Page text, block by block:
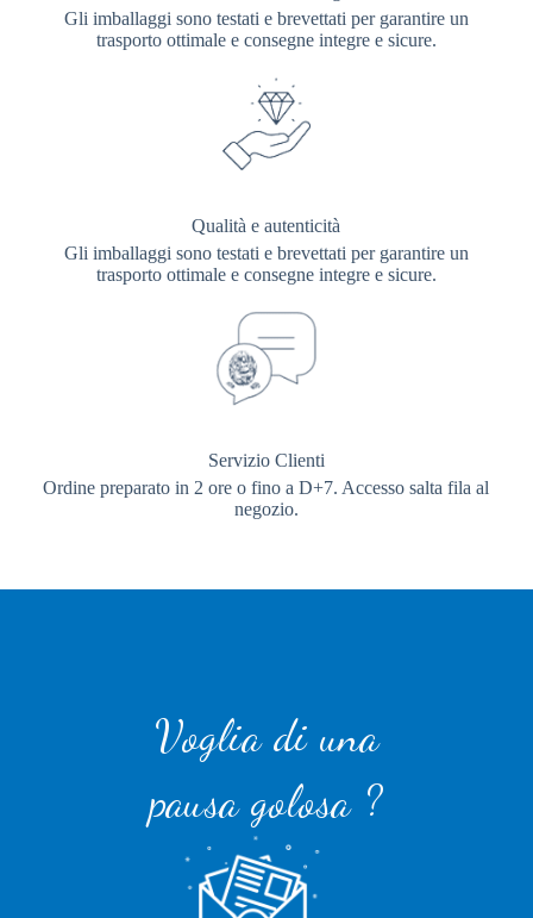
Gli imballaggi sono testati e brevettati per garantire un
trasporto ottimale e consegne integre e sicure.
Qualità e autenticità
Gli imballaggi sono testati e brevettati per garantire un
trasporto ottimale e consegne integre e sicure.
Servizio Clienti
Ordine preparato in 2 ore o fino a D+7. Accesso salta fila al
negozio.
Voglia di una
pausa golosa ?